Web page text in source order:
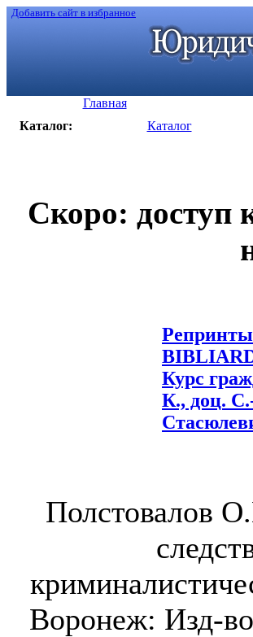
Добавить сайт в избранное
Главная
Каталог:
Каталог
Скоро: доступ
Репринты
Курс
К., доц.
Полстовалов
Воронеж: Изд-